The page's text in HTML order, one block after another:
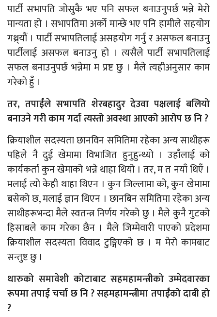
पार्टी सभापति जोसुकै भए पनि सफल बनाउनुपर्छ भन्ने मेरो
मान्यता हो । सभापतिमा अर्को मान्छे भए पनि हामीले सहयोग
गथ्र्यौं । पार्टी सभापतिलाई असहयोग गर्नु र असफल बनाउनु
पार्टीलाई असफल बनाउनु हो । त्यसैले पार्टी सभापतिलाई
सफल बनाउनुपर्छ भन्नेमा म प्रष्ट छु । मैले त्यहीअनुसार काम
गरेको हुँ ।​
तर, तपाईँले सभापति शेरबहादुर देउवा पक्षलाई बलियो
बनाउने गरी काम गर्दा त्यस्तो अवस्था आएको आरोप छ नि ?
क्रियाशील सदस्यता छानविन समितिमा रहेका अन्य साथीहरू
पहिले नै दुई खेमामा विभाजित हुनुहुन्थ्यो । उहाँलाई को
कार्यकर्ता कुन खेमाको भन्ने थाहा थियो । तर, म त नयाँ थिएँ ।
मलाई त्यो केही थाहा थिएन । कुन जिल्लामा को, कुन खेमामा
बसेको छ, मलाई ज्ञान थिएन । छानबिन समितिमा रहेका अन्य
साथीहरूभन्दा मैले स्वतन्त्र निर्णय गरेको छु । मैले कुनै गुटको
हिसाबले काम गरेका छैन । मैले जिम्मेवारी पाएको प्रदेशमा
क्रियाशील सदस्यता विवाद टुङ्गिएको छ । म मेरो कामबाट
सन्तुष्ट छु ।
थारुको समावेशी कोटाबाट सहमहामन्त्रीको उम्मेदवारका
रूपमा तपाई चर्चा छ नि ? सहमहामन्त्रीमा तपाईँको दाबी हो
?